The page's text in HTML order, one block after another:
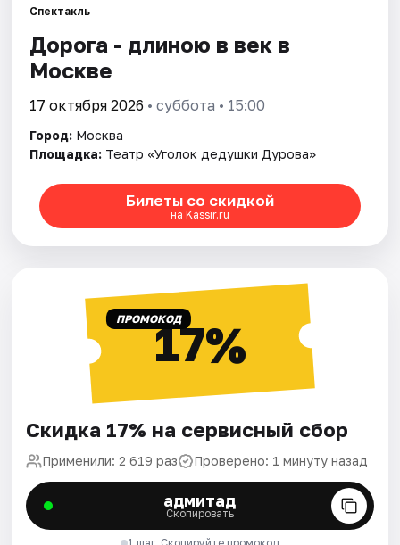
Спектакль
Дорога - длиною в век в
Москве
17 октября 2026 • суббота • 15:00
Город: Москва
Площадка: Театр «Уголок дедушки Дурова»
Билеты со скидкой
на Kassir.ru
ПРОМОКОД17%
Скидка 17% на сервисный сбор
Применили: 2 619 раз Проверено: 1 минуту назад
адмитад
Скопировать